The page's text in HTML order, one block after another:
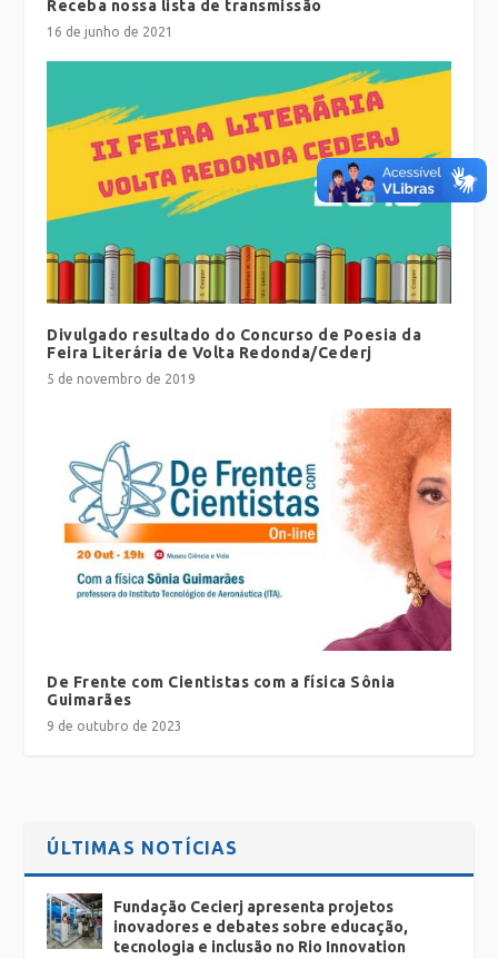
Receba nossa lista de transmissão
16 de junho de 2021
Divulgado resultado do Concurso de Poesia da
Feira Literária de Volta Redonda/Cederj
5 de novembro de 2019
De Frente com Cientistas com a física Sônia
Guimarães
9 de outubro de 2023
ÚLTIMAS NOTÍCIAS
Fundação Cecierj apresenta projetos
inovadores e debates sobre educação,
tecnologia e inclusão no Rio Innovation